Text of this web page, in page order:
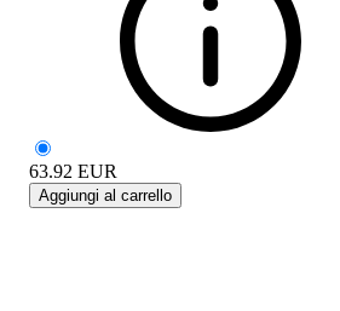
63.92 EUR
Aggiungi al carrello